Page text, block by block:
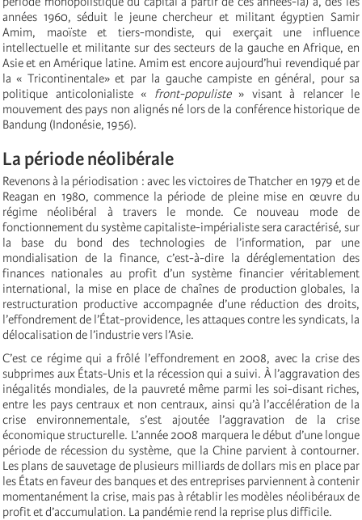
années 1960, séduit le jeune chercheur et militant égyptien Samir
Amim, maoïste et tiers-mondiste, qui exerçait une influence
intellectuelle et militante sur des secteurs de la gauche en Afrique, en
Asie et en Amérique latine. Amim est encore aujourd’hui revendiqué par
la « Tricontinentale» et par la gauche campiste en général, pour sa
politique anticolonialiste « front-populiste» visant à relancer le
mouvement des pays non alignés né lors de la conférence historique de
Bandung (Indonésie, 1956).
La période néolibérale
Revenons à la périodisation : avec les victoires de Thatcher en 1979 et de
Reagan en 1980, commence la période de pleine mise en œuvre du
régime néolibéral à travers le monde. Ce nouveau mode de
fonctionnement du système capitaliste-impérialiste sera caractérisé, sur
la base du bond des technologies de l’information, par une
mondialisation de la finance, c’est-à-dire la déréglementation des
finances nationales au profit d’un système financier véritablement
international, la mise en place de chaînes de production globales, la
restructuration productive accompagnée d’une réduction des droits,
l’effondrement de l’État-providence, les attaques contre les syndicats, la
délocalisation de l’industrie vers l’Asie.
C’est ce régime qui a frôlé l’effondrement en 2008, avec la crise des
subprimes aux États-Unis et la récession qui a suivi. À l’aggravation des
inégalités mondiales, de la pauvreté même parmi les soi-disant riches,
entre les pays centraux et non centraux, ainsi qu’à l’accélération de la
crise environnementale, s’est ajoutée l’aggravation de la crise
économique structurelle. L’année 2008 marquera le début d’une longue
période de récession du système, que la Chine parvient à contourner.
Les plans de sauvetage de plusieurs milliards de dollars mis en place par
les États en faveur des banques et des entreprises parviennent à contenir
momentanément la crise, mais pas à rétablir les modèles néolibéraux de
profit et d’accumulation. La pandémie rend la reprise plus difficile.